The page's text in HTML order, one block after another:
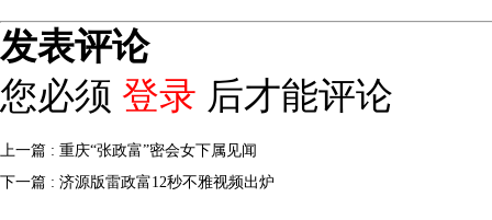
发表评论
您必须 登录 后才能评论
上一篇 : 重庆“张政富”密会女下属见闻
下一篇 : 济源版雷政富12秒不雅视频出炉